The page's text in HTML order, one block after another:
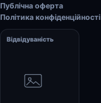
Публічна оферта
Політика конфіденційності
Відвідуваність